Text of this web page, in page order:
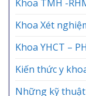
Khoa TMH -
Khoa Xét
Khoa YHCT –
Kiến thức y
Những kỹ